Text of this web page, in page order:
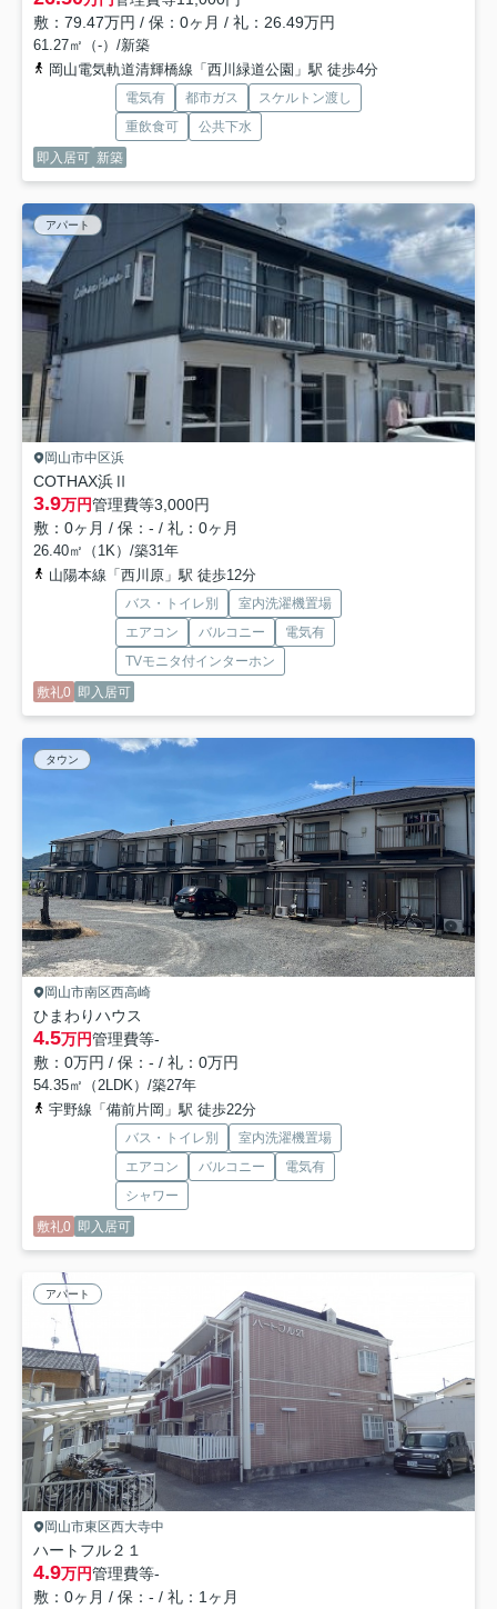
敷：79.47万円 / 保：0ヶ月 / 礼：26.49万円
61.27㎡（-）/新築
岡山電気軌道清輝橋線「西川緑道公園」駅 徒歩4分
電気有 都市ガス
スケルトン渡し
重飲食可
公共下水
即入居可 新築
アパート
岡山市中区浜
COTHAX浜Ⅱ
3.9万円管理費等3,000円
敷：0ヶ月 / 保：- / 礼：0ヶ月
26.40㎡（1K）/築31年
山陽本線「西川原」駅 徒歩12分
バス・トイレ別
室内洗濯機置場
エアコン
バルコニー
電気有
TVモニタ付インターホン
敷礼0 即入居可
タウン
岡山市南区西高崎
ひまわりハウス
4.5万円管理費等-
敷：0万円 / 保：- / 礼：0万円
54.35㎡（2LDK）/築27年
宇野線「備前片岡」駅 徒歩22分
バス・トイレ別
室内洗濯機置場
エアコン
バルコニー
電気有
シャワー
敷礼0 即入居可
アパート
岡山市東区西大寺中
ハートフル２１
4.9万円管理費等-
敷：0ヶ月 / 保：- / 礼：1ヶ月